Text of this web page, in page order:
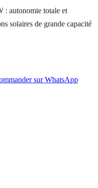
: autonomie totale et
solaires de grande capacité
sur WhatsApp